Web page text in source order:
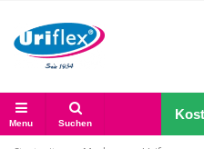
Menu Suchen